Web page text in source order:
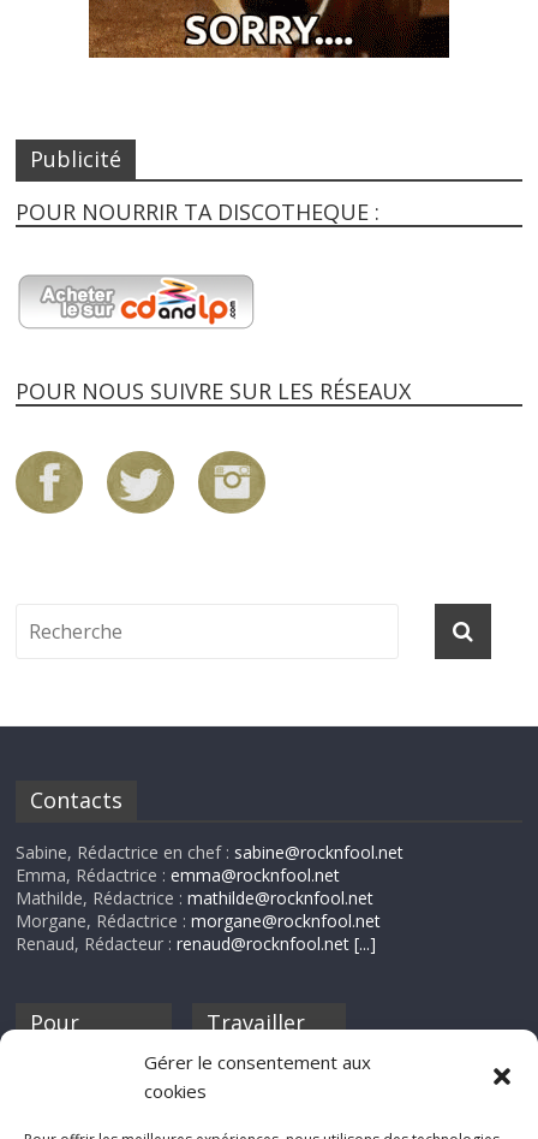
Gérer le consentement aux
cookies
Publicité
POUR NOURRIR TA DISCOTHEQUE :
POUR NOUS SUIVRE SUR LES RÉSEAUX
Contacts
Sabine, Rédactrice en chef : sabine@rocknfool.net
Emma, Rédactrice :emma@rocknfool.net
Mathilde, Rédactrice :mathilde@rocknfool.net
Morgane, Rédactrice :morgane@rocknfool.net
Renaud, Rédacteur :renaud@rocknfool.net [...]
Pour
discothèque
Travailler
Si tu souhaites